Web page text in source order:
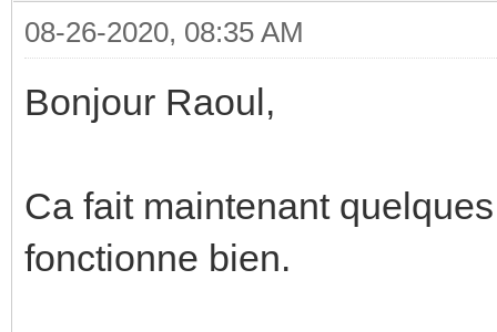
08-26-2020, 08:35 AM
Bonjour Raoul,
Ca fait maintenant
fonctionne bien.